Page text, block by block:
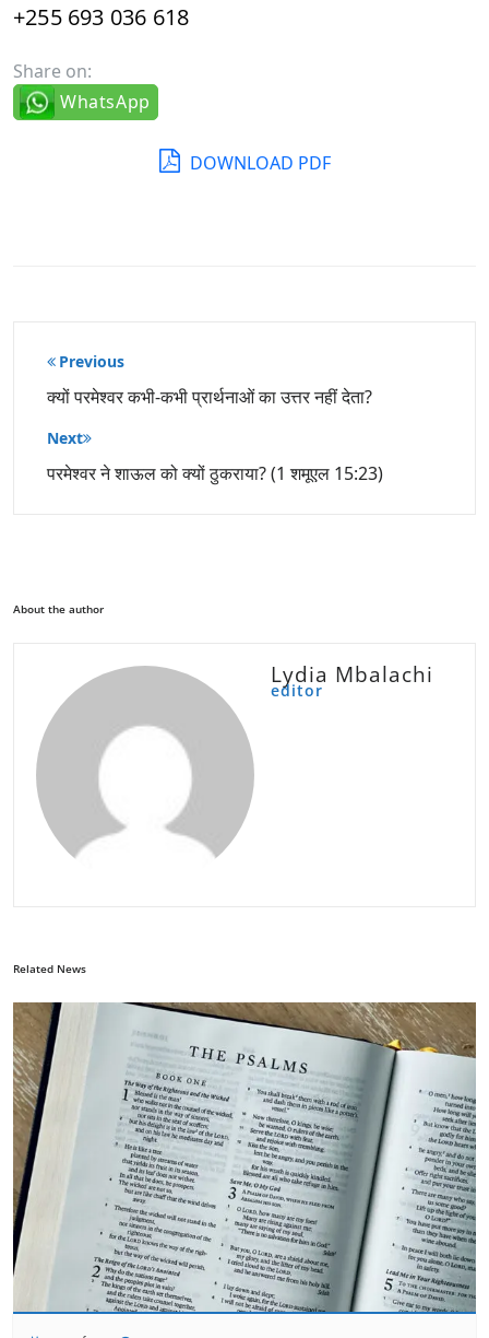
+255 693 036 618
Share on:
WhatsApp
DOWNLOAD PDF
पोस्ट
नेविगेशन
Previous
क्यों परमेश्वर कभी-कभी प्रार्थनाओं का उत्तर नहीं देता?
Next
परमेश्वर ने शाऊल को क्यों ठुकराया? (1 शमूएल 15:23)
About the author
Lydia Mbalachi
editor
Related News